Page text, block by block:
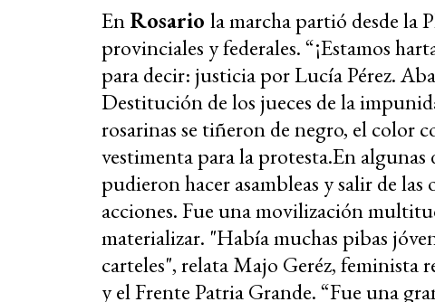
EnRosario la marcha partió desde la
provinciales y federales. “¡Estamos
para decir: justicia por Lucía Pérez.
Destitución de los jueces de la
rosarinas se tiñeron de negro, el color
vestimenta para la protesta.En algunas
pudieron hacer asambleas y salir de
acciones. Fue una movilización
materializar. "Había muchas pibas
carteles", relata Majo Geréz,
y el Frente Patria Grande. “Fue una